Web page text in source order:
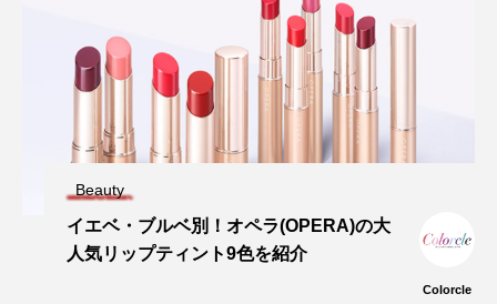
Beauty
イエベ・ブルベ別！オペラ(OPERA)の大
人気リップティント9色を紹介
Colorcle